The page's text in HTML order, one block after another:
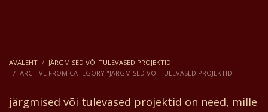
AVALEHT
JÄRGMISED VÕI TULEVASED PROJEKTID
ARCHIVE FROM CATEGORY "JÄRGMISED VÕI TULEVASED PROJEKTID"
järgmised või tulevased projektid on need, mille